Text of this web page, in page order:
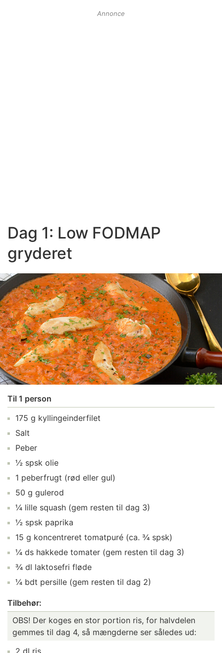
Annonce
Dag 1: Low FODMAP
gryderet
Til 1 person
175 g kyllingeinderfilet
Salt
Peber
½ spsk olie
1 peberfrugt (rød eller gul)
50 g gulerod
¼ lille squash (gem resten til dag 3)
½ spsk paprika
15 g koncentreret tomatpuré (ca. ¾ spsk)
¼ ds hakkede tomater (gem resten til dag 3)
¾ dl laktosefri fløde
¼ bdt persille (gem resten til dag 2)
Tilbehør:
OBS! Der koges en stor portion ris, for halvdelen
gemmes til dag 4, så mængderne ser således ud:
2 dl ris